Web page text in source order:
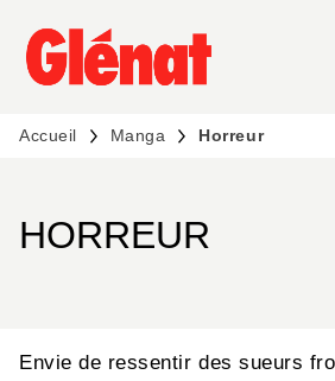
MENU RECHERCHE
PIED DE PAGE
Accueil Manga Horreur
HORREUR
Envie de ressentir des sueurs